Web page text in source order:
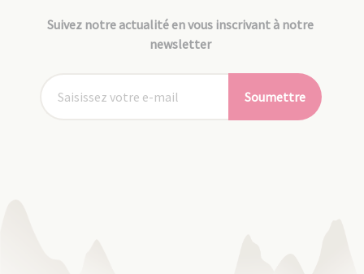
Suivez notre actualité en vous inscrivant à notre
newsletter
Soumettre